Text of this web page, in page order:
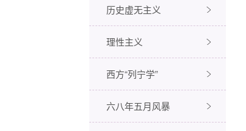
历史虚无主义
理性主义
西方“列宁学”
六八年五月风暴